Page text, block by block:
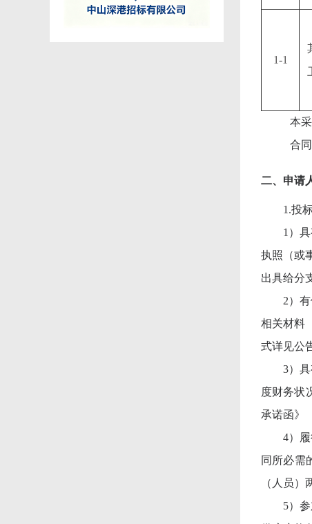
1-1
本
合
二、申请
1.投
1）
执照（或
出具给分
2）
相关材料
式详见公
3）
度财务状
承诺函》
4）
同所必需
（人员）
5）